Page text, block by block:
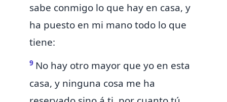
sabe conmigo lo que hay en casa, y
ha puesto en mi mano todo lo que
tiene:
9 No hay otro mayor que yo en esta
casa, y ninguna cosa me ha